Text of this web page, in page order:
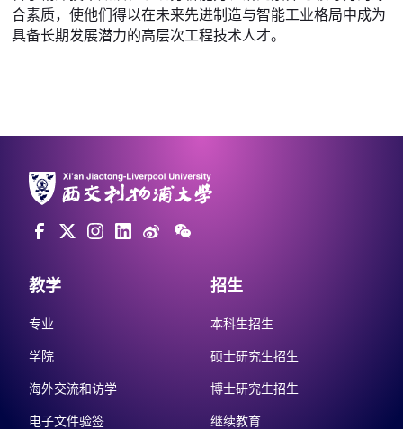
合素质，使他们得以在未来先进制造与智能工业格局中成为
具备长期发展潜力的高层次工程技术人才。
教学
专业
学院
海外交流和访学
电子文件验签
招生
本科生招生
硕士研究生招生
博士研究生招生
继续教育